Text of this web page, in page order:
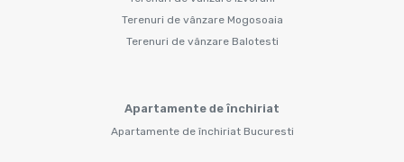
Terenuri de vânzare Mogosoaia
Terenuri de vânzare Balotesti
Apartamente de închiriat
Apartamente de închiriat Bucuresti